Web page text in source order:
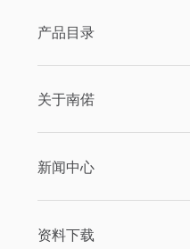
产品目录
关于南偌
新闻中心
资料下载